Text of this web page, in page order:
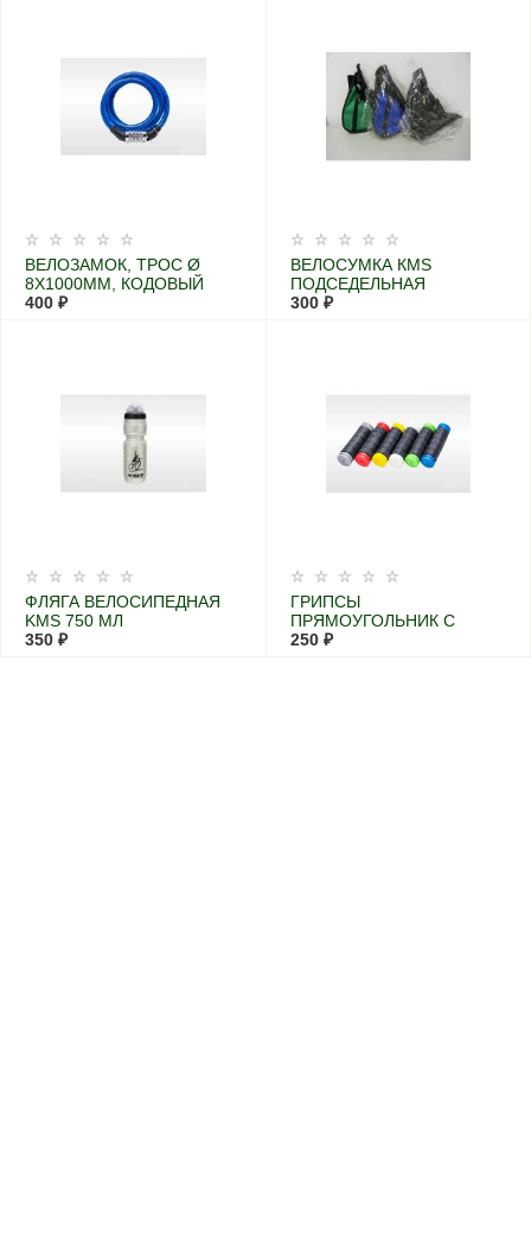
ВЕЛОЗАМОК, ТРОС Ø
8X1000ММ, КОДОВЫЙ
400 ₽
ВЕЛОСУМКА КМS
ПОДСЕДЕЛЬНАЯ
300 ₽
ФЛЯГА ВЕЛОСИПЕДНАЯ
KMS 750 МЛ
350 ₽
ГРИПСЫ
ПРЯМОУГОЛЬНИК С
ЦВЕТНОЙ ОКАНТОВКОЙ,
250 ₽